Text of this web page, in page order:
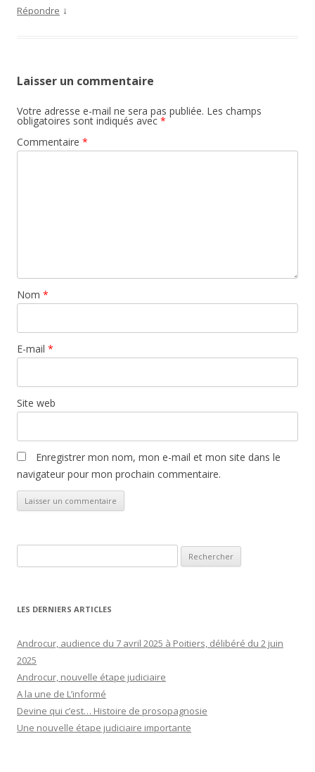
Répondre ↓
Laisser un commentaire
Votre adresse e-mail ne sera pas publiée. Les champs
obligatoires sont indiqués avec *
Commentaire *
Nom *
E-mail *
Site web
Enregistrer mon nom, mon e-mail et mon site dans le
navigateur pour mon prochain commentaire.
LES DERNIERS ARTICLES
Androcur, audience du 7 avril 2025 à Poitiers, délibéré du 2 juin
2025
Androcur, nouvelle étape judiciaire
A la une de L’informé
Devine qui c’est… Histoire de prosopagnosie
Une nouvelle étape judiciaire importante